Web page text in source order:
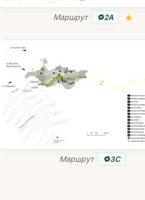
Маршрут 2A
Маршрут
3C